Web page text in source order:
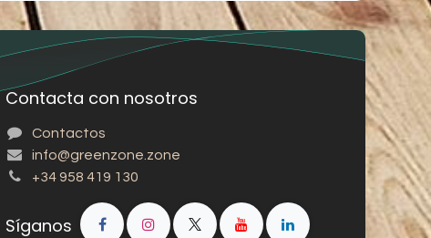
Contacta con nosotros
Contactos
info@greenzone.zone
+34 958 419 130
Síganos